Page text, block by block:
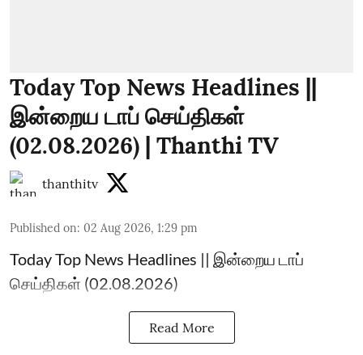
Today Top News Headlines ||
இன்றைய டாப் செய்திகள்
(02.08.2026) | Thanthi TV
thanthitv
Published on: 02 Aug 2026, 1:29 pm
Today Top News Headlines || இன்றைய டாப்
செய்திகள் (02.08.2026)
Read More